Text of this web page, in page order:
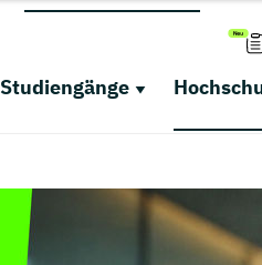
Studiengänge